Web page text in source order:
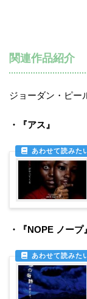
関連作品紹介
ジョーダン・ピー
・『アス』
・『NOPE ノープ』